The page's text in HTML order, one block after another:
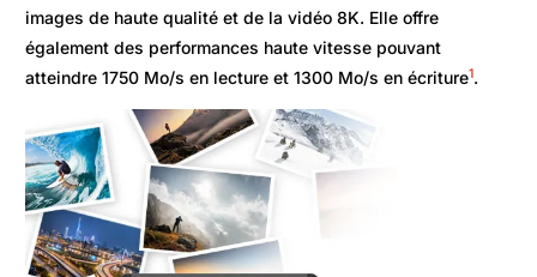
images de haute qualité et de la vidéo 8K. Elle offre
également des performances haute vitesse pouvant
atteindre 1750 Mo/s en lecture et 1300 Mo/s en écriture1.